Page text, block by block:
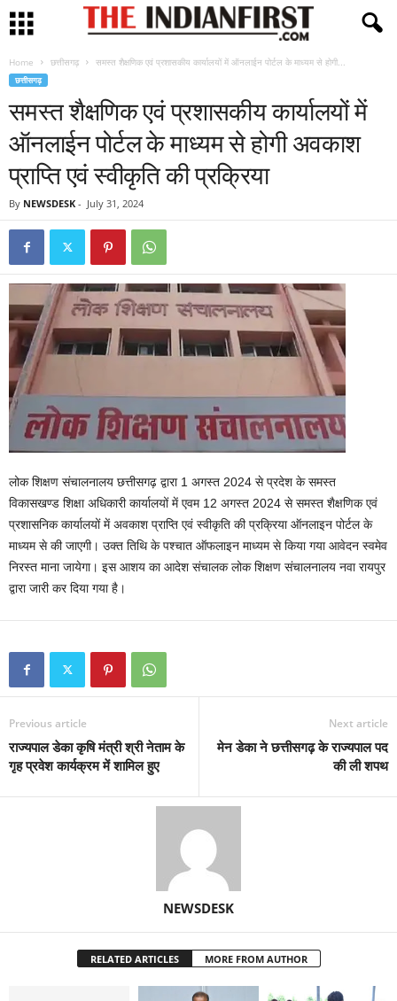
Home छत्तीसगढ़ समस्त शैक्षणिक एवं प्रशासकीय कार्यालयों में ऑनलाईन पोर्टल के माध्यम से होगी...
छत्तीसगढ़
समस्त शैक्षणिक एवं प्रशासकीय कार्यालयों में
ऑनलाईन पोर्टल के माध्यम से होगी अवकाश
प्राप्ति एवं स्वीकृति की प्रक्रिया
By NEWSDESK - July 31, 2024
लोक शिक्षण संचालनालय छत्तीसगढ़ द्वारा 1 अगस्त 2024 से प्रदेश के समस्त
विकासखण्ड शिक्षा अधिकारी कार्यालयों में एवम 12 अगस्त 2024 से समस्त शैक्षणिक एवं
प्रशासनिक कार्यालयों में अवकाश प्राप्ति एवं स्वीकृति की प्रक्रिया ऑनलाइन पोर्टल के
माध्यम से की जाएगी। उक्त तिथि के पश्चात ऑफलाइन माध्यम से किया गया आवेदन स्वमेव
निरस्त माना जायेगा। इस आशय का आदेश संचालक लोक शिक्षण संचालनालय नवा रायपुर
द्वारा जारी कर दिया गया है।
Previous article
राज्यपाल डेका कृषि मंत्री श्री नेताम के
गृह प्रवेश कार्यक्रम में शामिल हुए
Next article
मेन डेका ने छत्तीसगढ़ के राज्यपाल पद
की ली शपथ
NEWSDESK
RELATED ARTICLES MORE FROM AUTHOR